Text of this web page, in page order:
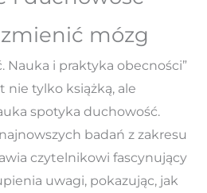
zmienić mózg
Nauka i praktyka obecności”
nie tylko książką, ale
spotyka duchowość.
badań z zakresu
czytelnikowi fascynujący
uwagi, pokazując, jak